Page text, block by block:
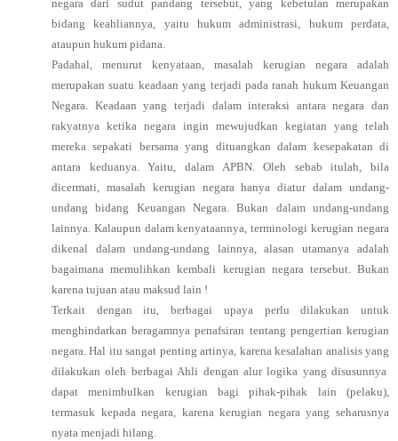
negara dari sudut pandang tersebut, yang kebetulan merupakan
bidang keahliannya, yaitu hukum administrasi, hukum perdata,
ataupun hukum pidana.
Padahal, menurut kenyataan, masalah kerugian negara adalah
merupakan suatu keadaan yang terjadi pada ranah hukum Keuangan
Negara. Keadaan yang terjadi dalam interaksi antara negara dan
rakyatnya ketika negara ingin mewujudkan kegiatan yang telah
mereka sepakati bersama yang dituangkan dalam kesepakatan di
antara keduanya. Yaitu, dalam APBN. Oleh sebab itulah, bila
dicermati, masalah kerugian negara hanya diatur dalam undang-
undang bidang Keuangan Negara. Bukan dalam undang-undang
lainnya. Kalaupun dalam kenyataannya, terminologi kerugian negara
dikenal dalam undang-undang lainnya, alasan utamanya adalah
bagaimana memulihkan kembali kerugian negara tersebut. Bukan
karena tujuan atau maksud lain !
Terkait dengan itu, berbagai upaya perlu dilakukan untuk
menghindarkan beragamnya penafsiran tentang pengertian kerugian
negara. Hal itu sangat penting artinya, karena kesalahan analisis yang
dilakukan oleh berbagai Ahli dengan alur logika yang disusunnya
dapat menimbulkan kerugian bagi pihak-pihak lain (pelaku),
termasuk kepada negara, karena kerugian negara yang seharusnya
nyata menjadi hilang.